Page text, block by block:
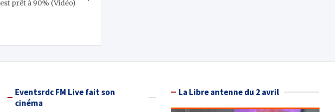
est prêt à 90% (Vidéo)
Eventsrdc FM Live fait son
cinéma
La Libre antenne du 2 avril